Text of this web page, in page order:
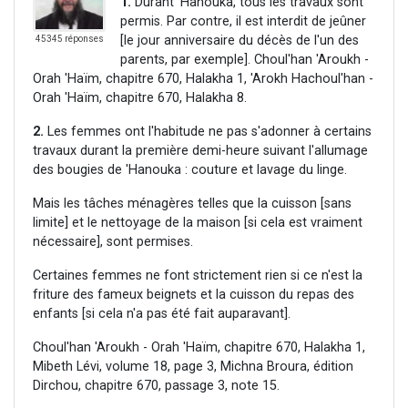
45345 réponses
permis. Par contre, il est interdit de jeûner
[le jour anniversaire du décès de l'un des
parents, par exemple]. Choul'han 'Aroukh -
Orah 'Haïm, chapitre 670, Halakha 1, 'Arokh Hachoul'han -
Orah 'Haïm, chapitre 670, Halakha 8.
2. Les femmes ont l'habitude ne pas s'adonner à certains
travaux durant la première demi-heure suivant l'allumage
des bougies de 'Hanouka : couture et lavage du linge.
Mais les tâches ménagères telles que la cuisson [sans
limite] et le nettoyage de la maison [si cela est vraiment
nécessaire], sont permises.
Certaines femmes ne font strictement rien si ce n'est la
friture des fameux beignets et la cuisson du repas des
enfants [si cela n'a pas été fait auparavant].
Choul'han 'Aroukh - Orah 'Haïm, chapitre 670, Halakha 1,
Mibeth Lévi, volume 18, page 3, Michna Broura, édition
Dirchou, chapitre 670, passage 3, note 15.